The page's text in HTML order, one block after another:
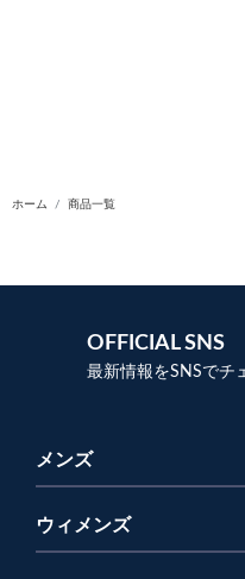
ホーム 商品一覧
OFFICIAL SNS
最新情報をSNSでチ
メンズ
ウィメンズ